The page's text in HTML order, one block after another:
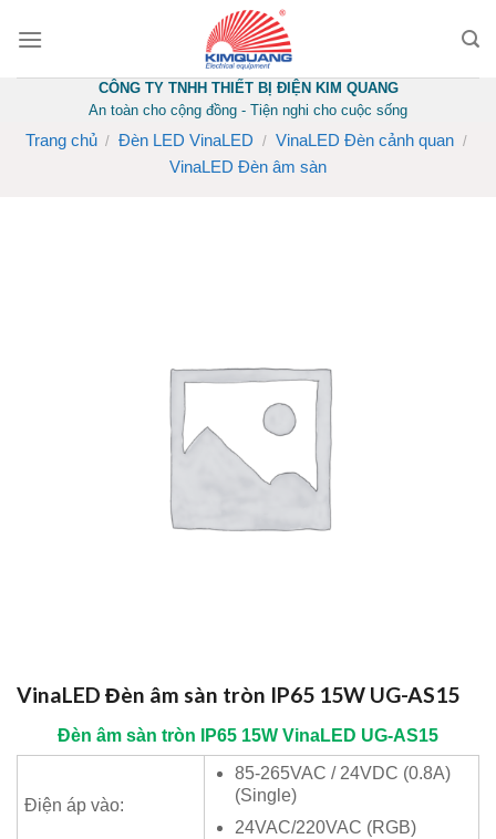
CÔNG TY TNHH THIẾT BỊ ĐIỆN KIM QUANG
An toàn cho cộng đồng - Tiện nghi cho cuộc sống
Trang chủ / Đèn LED VinaLED / VinaLED Đèn cảnh quan /
VinaLED Đèn âm sàn
VinaLED Đèn âm sàn tròn IP65 15W UG-AS15
Đèn âm sàn tròn IP65 15W VinaLED UG-AS15
Điện áp vào:
85-265VAC / 24VDC (0.8A)
(Single)
24VAC/220VAC (RGB)